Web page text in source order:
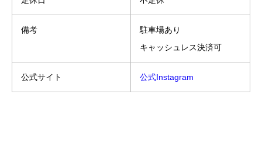
備考
駐車場あり
キャッシュレス決済可
公式サイト 公式Instagram